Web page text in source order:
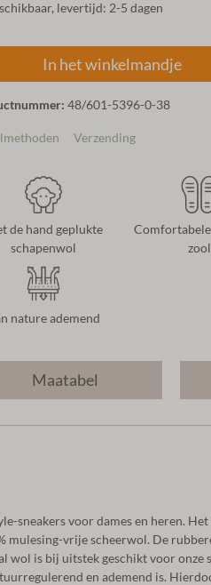
levertijd: 2-5 dagen
In het winkelmandje
48/601-5396-0-38
Verzending
de hand geplukte
schapenwol
zool
nature ademend
Maatabel
sneakers voor dames en heren.
mulesing-vrije scheerwol. De
wol is bij uitstek geschikt voor onze
en ademend is.